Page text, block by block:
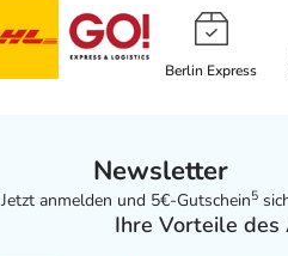
Berlin Express
Newsletter
Jetzt anmelden und 5€-Gutschein5
Ihre Vorteile